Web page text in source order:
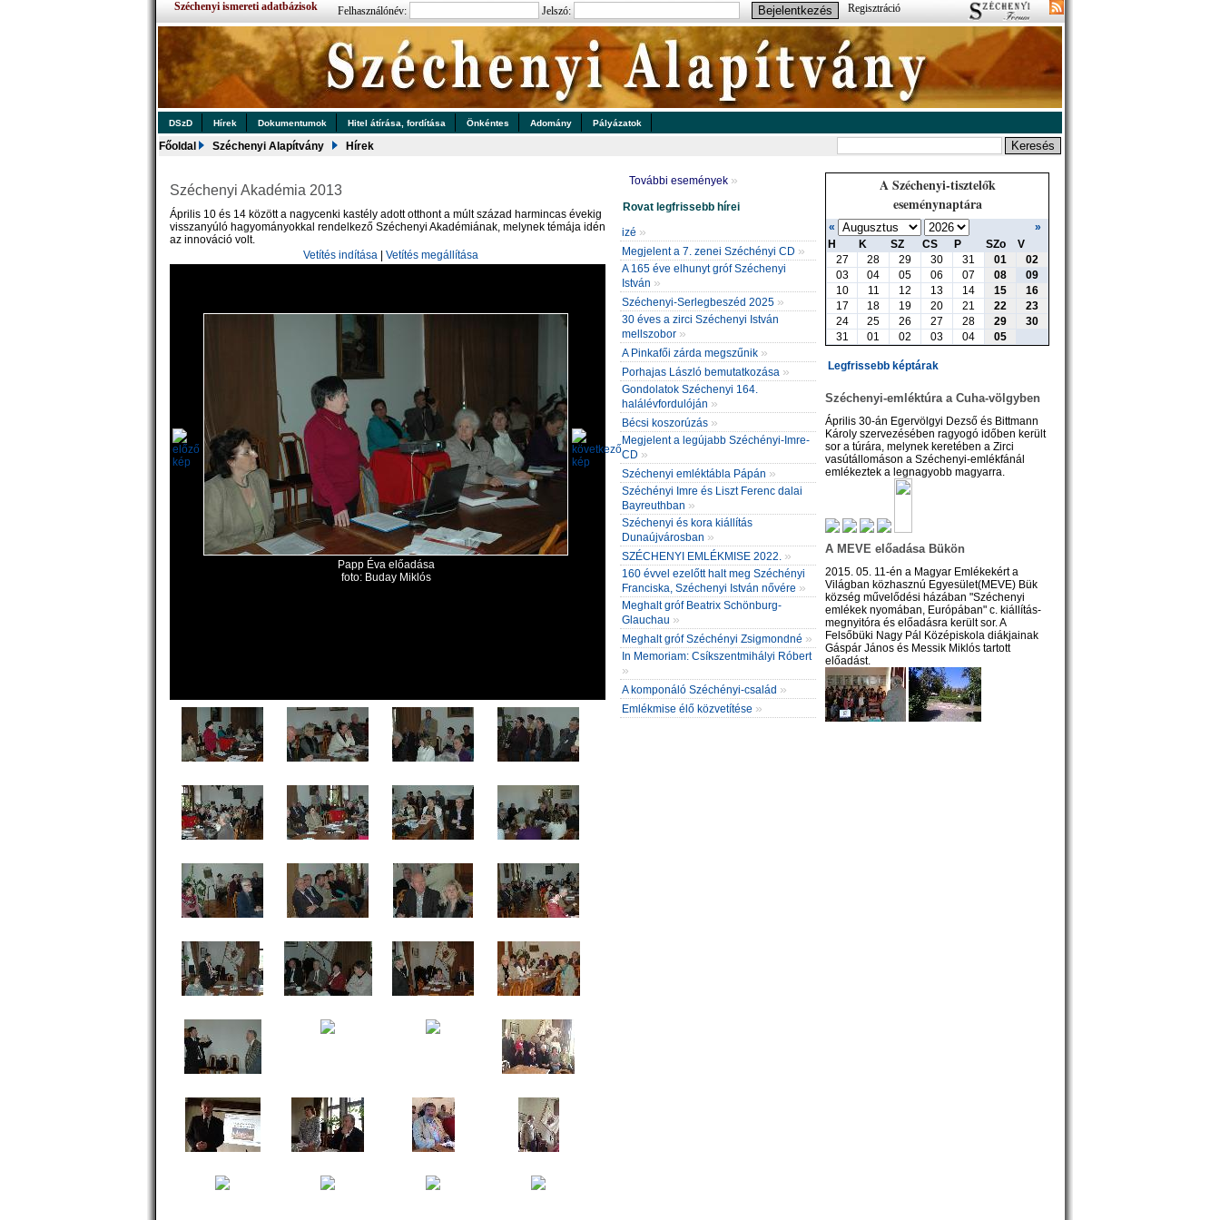
Széchenyi ismereti adatbázisok Felhasználónév: Jelszó: Regisztráció
DSzD Hírek Dokumentumok Hitel átírása, fordítása Önkéntes Adomány Pályázatok
Főoldal Széchenyi Alapítvány Hírek
Széchenyi Akadémia 2013
Április 10 és 14 között a nagycenki kastély adott otthont a múlt század harmincas évekig
visszanyúló hagyományokkal rendelkező Széchenyi Akadémiának, melynek témája idén
az innováció volt.
Vetítés indítása| Vetítés megállítása
Papp Éva előadása
foto: Buday Miklós
További események »
Rovat legfrissebb hírei
izé »
Megjelent a 7. zenei Széchényi CD »
A 165 éve elhunyt gróf Széchenyi
István »
Széchenyi-Serlegbeszéd 2025 »
30 éves a zirci Széchenyi István
mellszobor »
A Pinkafői zárda megszűnik »
Porhajas László bemutatkozása »
Gondolatok Széchenyi 164.
halálévfordulóján »
Bécsi koszorúzás »
Megjelent a legújabb Széchényi-Imre-
CD »
Széchenyi emléktábla Pápán »
Széchényi Imre és Liszt Ferenc dalai
Bayreuthban »
Széchenyi és kora kiállítás
Dunaújvárosban »
SZÉCHENYI EMLÉKMISE 2022. »
160 évvel ezelőtt halt meg Széchényi
Franciska, Széchenyi István nővére »
Meghalt gróf Beatrix Schönburg-
Glauchau »
Meghalt gróf Széchényi Zsigmondné »
In Memoriam: Csíkszentmihályi Róbert
»
A komponáló Széchényi-család »
Emlékmise élő közvetítése »
A Széchenyi-tisztelők
eseménynaptára
«
»
H
K SZ CS P SZo
V
27
28 29 30 31 01
02
03
04 05 06 07 08
09
10
11 12 13 14 15
16
17
18 19 20 21 22
23
24
25 26 27 28 29
30
31
01 02 03 04 05
Legfrissebb képtárak
Széchenyi-emléktúra a Cuha-völgyben
Április 30-án Egervölgyi Dezső és Bittmann
Károly szervezésében ragyogó időben került
sor a túrára, melynek keretében a Zirci
vasútállomáson a Széchenyi-emlékfánál
emlékeztek a legnagyobb magyarra.
A MEVE előadása Bükön
2015. 05. 11-én a Magyar Emlékekért a
Világban közhasznú Egyesület(MEVE) Bük
község művelődési házában "Széchenyi
emlékek nyomában, Európában" c. kiállítás-
megnyitóra és előadásra került sor. A
Felsőbüki Nagy Pál Középiskola diákjainak
Gáspár János és Messik Miklós tartott
előadást.